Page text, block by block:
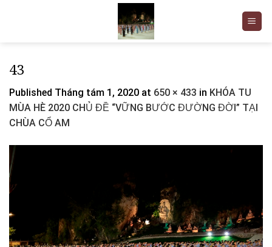
43
Published Tháng tám 1, 2020 at 650 × 433 in KHÓA TU
MÙA HÈ 2020 CHỦ ĐỀ “VỮNG BƯỚC ĐƯỜNG ĐỜI” TẠI
CHÙA CỔ AM